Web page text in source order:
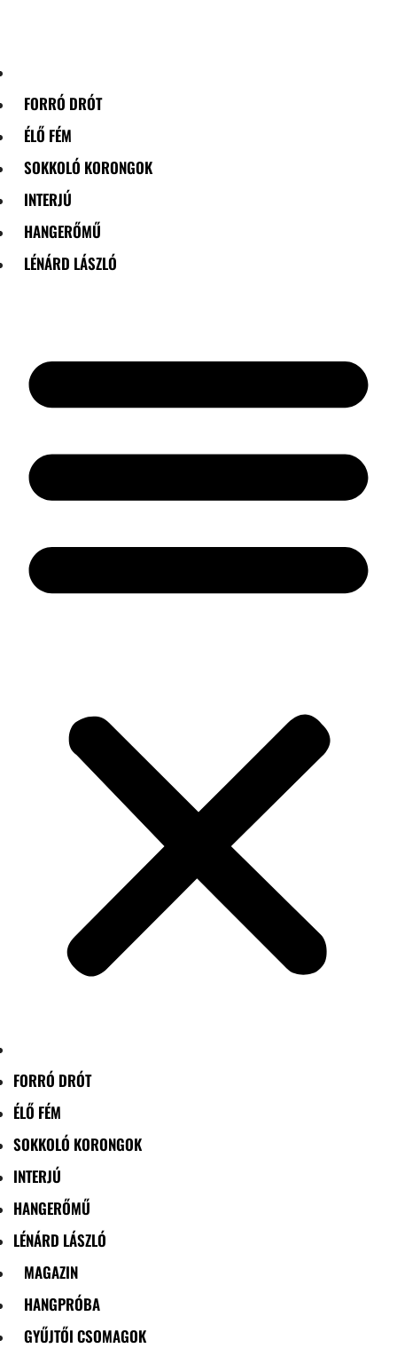
FORRÓ DRÓT
ÉLŐ FÉM
SOKKOLÓ KORONGOK
INTERJÚ
HANGERŐMŰ
LÉNÁRD LÁSZLÓ
FORRÓ DRÓT
ÉLŐ FÉM
SOKKOLÓ KORONGOK
INTERJÚ
HANGERŐMŰ
LÉNÁRD LÁSZLÓ
MAGAZIN
HANGPRÓBA
GYŰJTŐI CSOMAGOK